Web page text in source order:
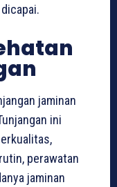
jaminan
ini
perawatan
jaminan